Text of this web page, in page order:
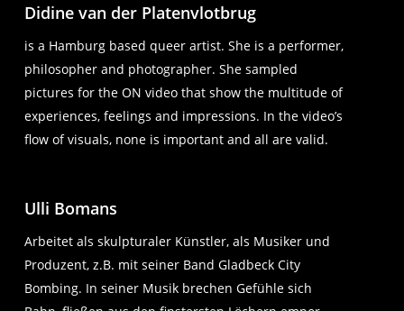
Didine van der Platenvlotbrug
is a Hamburg based queer artist. She is a performer,
philosopher and photographer. She sampled
pictures for the ON video that show the multitude of
experiences, feelings and impressions. In the video’s
flow of visuals, none is important and all are valid.
Ulli Bomans
Arbeitet als skulpturaler Künstler, als Musiker und
Produzent, z.B. mit seiner Band Gladbeck City
Bombing. In seiner Musik brechen Gefühle sich